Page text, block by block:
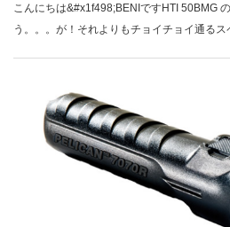
こんにちは&#x1f498;BENIですHTI 50BMG
う。。。が！それよりもチョイチョイ通るス